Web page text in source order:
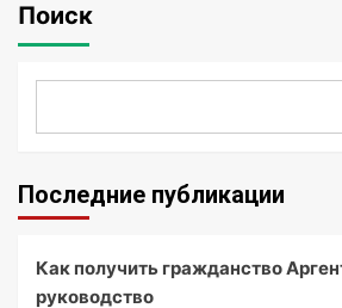
Поиск
Последние публикации
Как получить гражданство
руководство